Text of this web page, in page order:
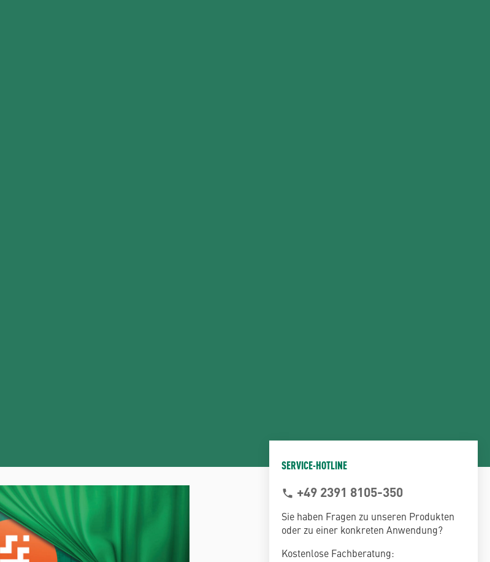
SERVICE-HOTLINE
phone +49 2391 8105-350
Sie haben Fragen zu unseren Produkten
oder zu einer konkreten Anwendung?
Kostenlose Fachberatung: